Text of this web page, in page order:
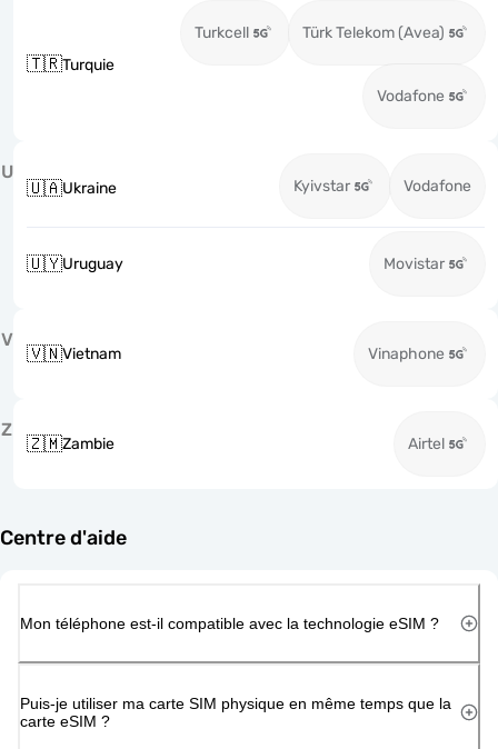
🇹🇷Turquie
Turkcell Türk Telekom (Avea)
Vodafone
U
🇺🇦Ukraine Kyivstar Vodafone
🇺🇾Uruguay Movistar
V
🇻🇳Vietnam Vinaphone
Z
🇿🇲Zambie Airtel
Centre d'aide
Mon téléphone est-il compatible avec la technologie eSIM ?
Puis-je utiliser ma carte SIM physique en même temps que la
carte eSIM ?